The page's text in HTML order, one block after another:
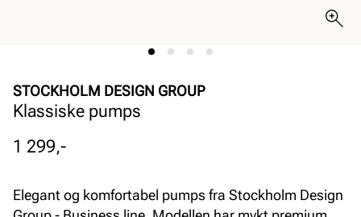
STOCKHOLM DESIGN GROUP
Klassiske pumps
Pris
1 299,-
Elegant og komfortabel pumps fra Stockholm Design